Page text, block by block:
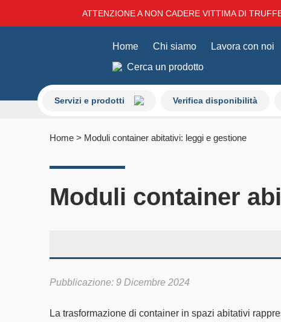
ATTENZIONE A NON CADERE VITTIMA DI
Servizi e prodotti Verifica disponibilità
Home Chi siamo Lavora con noi
Cerca un prodotto
Home > Moduli container abitativi: leggi e gestione
Moduli container
Pubblicazione: 9 Dicembre 2024
La trasformazione di container in spazi abitativi